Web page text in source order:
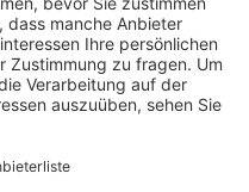
13:25
(6 Uhr) bis